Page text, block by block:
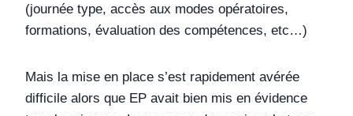
(journée type, accès aux modes opératoires,
formations, évaluation des compétences, etc…)
Mais la mise en place s’est rapidement avérée
difficile alors que EP avait bien mis en évidence